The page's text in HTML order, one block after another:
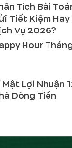
Tích Bài
Tiết Kiệm Hay
Vụ 2026?
Hour
Mật Lợi Nhuận
Dòng Tiền